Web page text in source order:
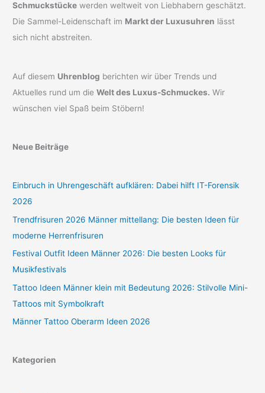
Schmuckstücke werden weltweit von Liebhabern geschätzt.
Die Sammel-Leidenschaft im Markt der Luxusuhren lässt
sich nicht abstreiten.
Auf diesem Uhrenblog berichten wir über Trends und
Aktuelles rund um dieWelt des Luxus-Schmuckes. Wir
wünschen viel Spaß beim Stöbern!
Neue Beiträge
Einbruch in Uhrengeschäft aufklären: Dabei hilft IT-Forensik
2026
Trendfrisuren 2026 Männer mittellang: Die besten Ideen für
moderne Herrenfrisuren
Festival Outfit Ideen Männer 2026: Die besten Looks für
Musikfestivals
Tattoo Ideen Männer klein mit Bedeutung 2026: Stilvolle Mini-
Tattoos mit Symbolkraft
Männer Tattoo Oberarm Ideen 2026
Kategorien